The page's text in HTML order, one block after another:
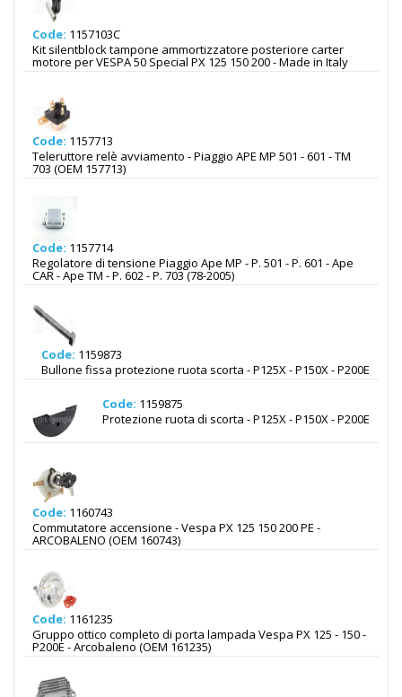
Code: 1157103C
Kit silentblock tampone ammortizzatore posteriore carter
motore per VESPA 50 Special PX 125 150 200 - Made in Italy
Code: 1157713
Teleruttore relè avviamento - Piaggio APE MP 501 - 601 - TM
703 (OEM 157713)
Code: 1157714
Regolatore di tensione Piaggio Ape MP - P. 501 - P. 601 - Ape
CAR - Ape TM - P. 602 - P. 703 (78-2005)
Code: 1159873
Bullone fissa protezione ruota scorta - P125X - P150X - P200E
Code: 1159875
Protezione ruota di scorta - P125X - P150X - P200E
Code: 1160743
Commutatore accensione - Vespa PX 125 150 200 PE -
ARCOBALENO (OEM 160743)
Code: 1161235
Gruppo ottico completo di porta lampada Vespa PX 125 - 150 -
P200E - Arcobaleno (OEM 161235)